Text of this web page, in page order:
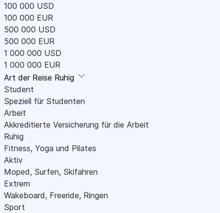
100 000 USD
100 000 EUR
500 000 USD
500 000 EUR
1 000 000 USD
1 000 000 EUR
Art der Reise Ruhig
Student
Speziell für Studenten
Arbeit
Akkreditierte Versicherung für die Arbeit
Ruhig
Fitness, Yoga und Pilates
Aktiv
Moped, Surfen, Skifahren
Extrem
Wakeboard, Freeride, Ringen
Sport